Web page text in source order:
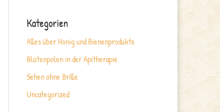
Kategorien
Alles über Honig und Bienenprodukte
Blütenpolen in der Apitherapie
Sehen ohne Brille
Uncategorized